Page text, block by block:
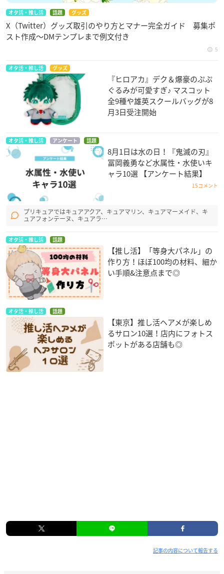
オタ活・推し活 話題 グッズ
X（Twitter）グッズ取引のやり方とマナー完全ガイド 募集ポ
スト作成〜DMテンプレまで例文付き
5
オタ活・推し活 グッズ
『ヒロアカ』デク＆爆豪のぷぷ
ぐるみが可愛すぎ♪ マスコット
全9種や雄英スクールバッグが8
月3日受注開始
オタ活・推し活 アンケート 話題
8月1日は水の日！『鬼滅の刃』
冨岡義勇など水属性・水使いキ
ャラ10選 【アンケート結果】
15コメント
プリキュアではキュアアクア、キュアマリン、キュアマーメイド、キ
ュアフォンテーヌ、キュアラ…
オタ活・推し活 話題
【推し活】「等身大パネル」の
作り方！ほぼ100均の材料、細か
い手順&注意点まで◎
オタ活・推し活 話題
【東京】推し活ヘアメが楽しめ
るサロン10選！店内にフォトス
ポットがある店舗も◎
記事の内容について報告する